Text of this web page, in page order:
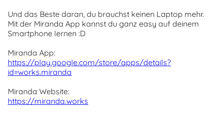
Und das Beste daran, du brauchst keinen Laptop mehr.
Mit der Miranda App kannst du ganz easy auf deinem
Smartphone lernen :D
Miranda App:
https://play.google.com/store/apps/details?
id=works.miranda
Miranda Website:
https://miranda.works